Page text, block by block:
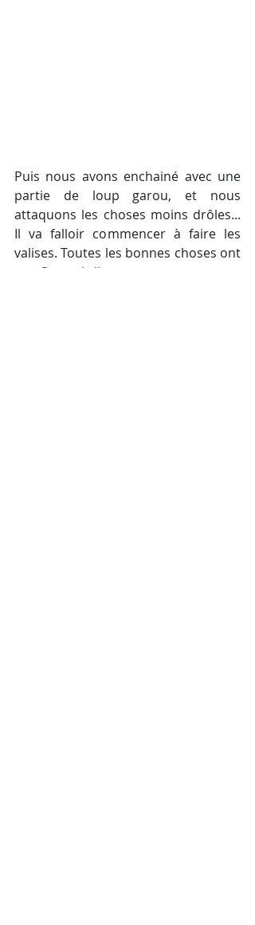
Puis nous avons enchainé avec une
partie de loup garou, et nous
attaquons les choses moins drôles...
Il va falloir commencer à faire les
valises. Toutes les bonnes choses ont
une fin, mais il nous reste encore une